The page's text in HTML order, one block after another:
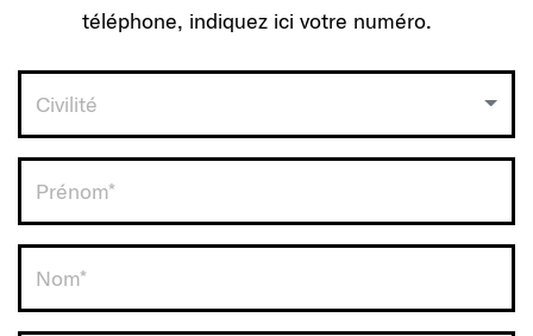
1. Entre la date
2. Sélectionnez le point de vente
3.Notre concessionnaire le plus proche va prendre
téléphone, indiquez ici votre numéro.
Civilité